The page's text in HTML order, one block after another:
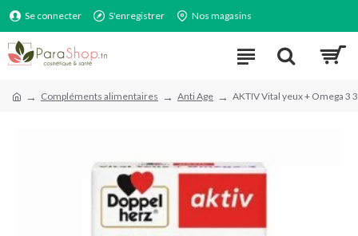
Se connecter S'enregistrer Nos magasins
Compléments alimentaires Anti Age AKTIV Vital yeux + Omega 3